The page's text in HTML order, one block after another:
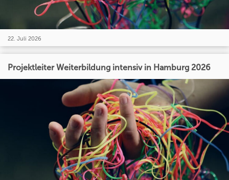
22. Juli 2026
Projektleiter Weiterbildung intensiv in Hamburg 2026